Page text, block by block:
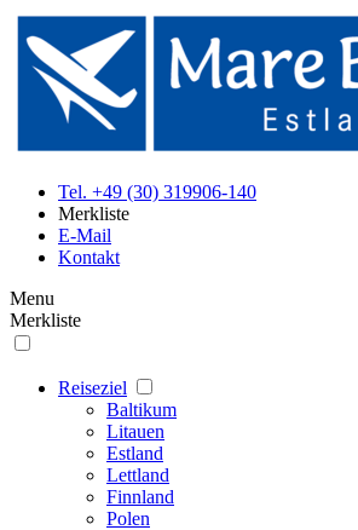
Tel. +49 (30) 319906-140
Merkliste
E-Mail
Kontakt
Menu
Merkliste
Reiseziel
Baltikum
Litauen
Estland
Lettland
Finnland
Polen